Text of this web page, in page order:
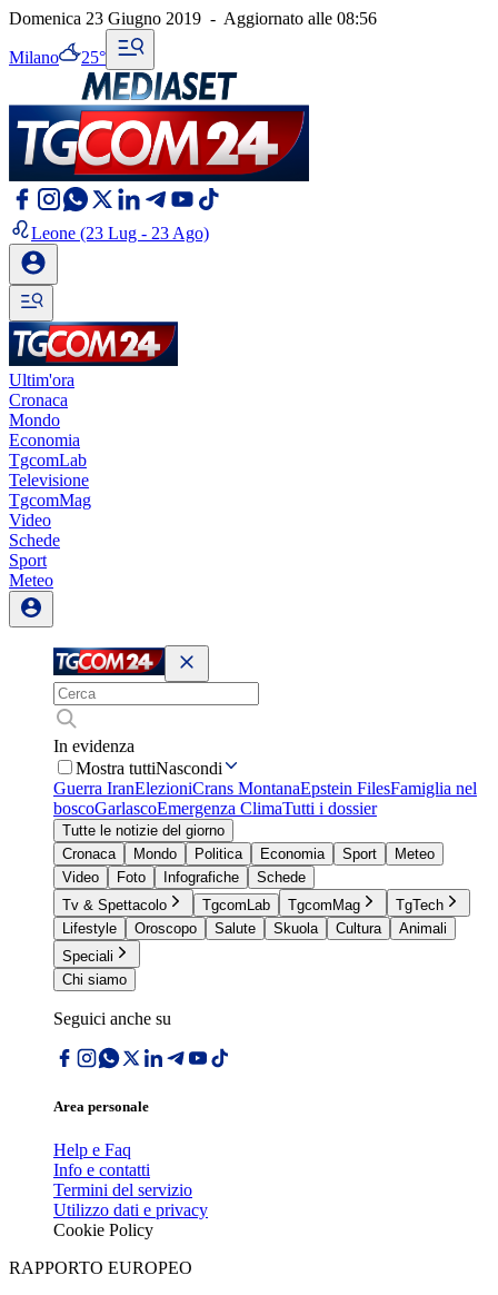
Domenica 23 Giugno 2019 - Aggiornato alle 08:56
Milano 25°
Leone (23 Lug - 23 Ago)
Ultim'ora
Cronaca
Mondo
Economia
TgcomLab
Televisione
TgcomMag
Video
Schede
Sport
Meteo
In evidenza
Mostra tuttiNascondi
Guerra IranElezioniCrans MontanaEpstein FilesFamiglia nel
boscoGarlascoEmergenza ClimaTutti i dossier
Tutte le notizie del giorno
Cronaca
Mondo Politica Economia Sport
Meteo
Video
Foto Infografiche
Schede
Tv & Spettacolo
TgcomLab TgcomMag
TgTech
Lifestyle
Oroscopo Salute Skuola Cultura
Animali
Speciali
Chi siamo
Seguici anche su
Area personale
Help e Faq
Info e contatti
Termini del servizio
Utilizzo dati e privacy
Cookie Policy
RAPPORTO EUROPEO